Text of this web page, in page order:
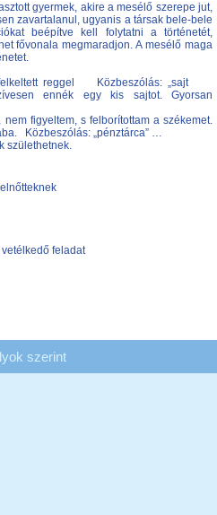
gyermek, akire a mesélő szerepe jut,
zavartalanul, ugyanis a társak bele-bele
beépítve kell folytatni a történetét,
fővonala megmaradjon. A mesélő maga
felkeltett reggel Közbeszólás: „sajt
ennék egy kis sajtot. Gyorsan
figyeltem, s felborítottam a székemet.
Közbeszólás: „pénztárca” …
születhetnek.
feladat
szerint